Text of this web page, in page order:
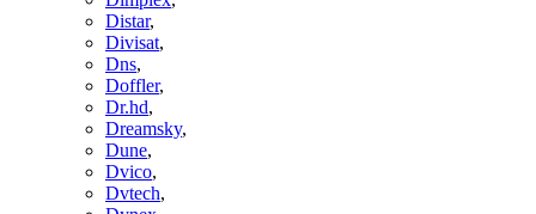
Distar,
Divisat,
Dns,
Doffler,
Dr.hd,
Dreamsky,
Dune,
Dvico,
Dvtech,